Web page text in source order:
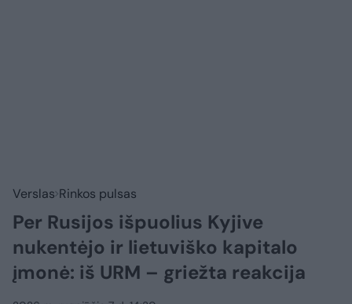
Verslas Rinkos pulsas
Per Rusijos išpuolius Kyjive
nukentėjo ir lietuviško kapitalo
įmonė: iš URM – griežta reakcija